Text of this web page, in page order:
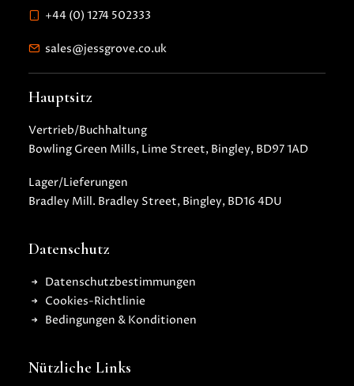
+44 (0) 1274 502333
sales@jessgrove.co.uk
Hauptsitz
Vertrieb/Buchhaltung
Bowling Green Mills, Lime Street, Bingley, BD97 1AD
Lager/Lieferungen
Bradley Mill. Bradley Street, Bingley, BD16 4DU
Datenschutz
Datenschutzbestimmungen
Cookies-Richtlinie
Bedingungen & Konditionen
Nützliche Links